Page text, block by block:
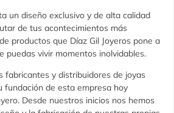
un diseño exclusivo y de alta calidad
de tus acontecimientos más
productos que Díaz Gil Joyeros pone a
puedas vivir momentos inolvidables.
fabricantes y distribuidores de joyas
fundación de esta empresa hoy
Desde nuestros inicios nos hemos